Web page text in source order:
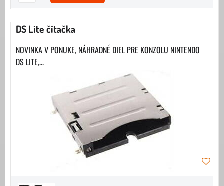
DS Lite čítačka
NOVINKA V PONUKE, NÁHRADNÉ DIEL PRE KONZOLU NINTENDO
DS LITE,...